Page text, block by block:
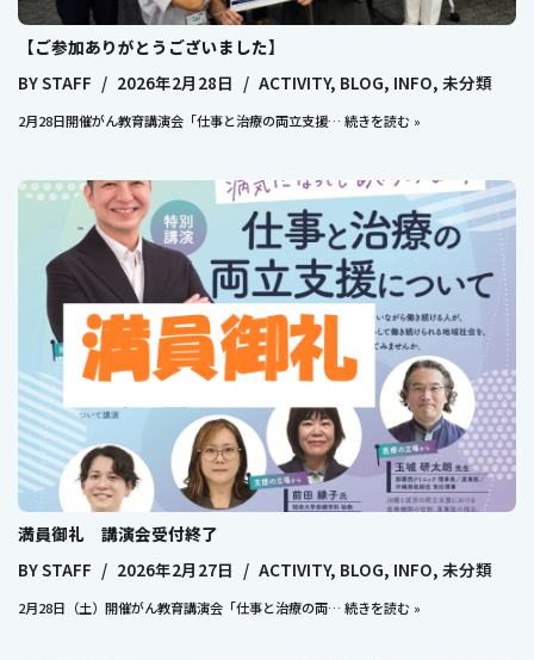
【ご参加ありがとうございました】
BYSTAFF 2026年2月28日 ACTIVITY, BLOG, INFO, 未分類
2月28日開催がん教育講演会「仕事と治療の両立支援… 続きを読む »
満員御礼 講演会受付終了
BYSTAFF 2026年2月27日 ACTIVITY, BLOG, INFO, 未分類
2月28日（土）開催がん教育講演会「仕事と治療の両… 続きを読む »